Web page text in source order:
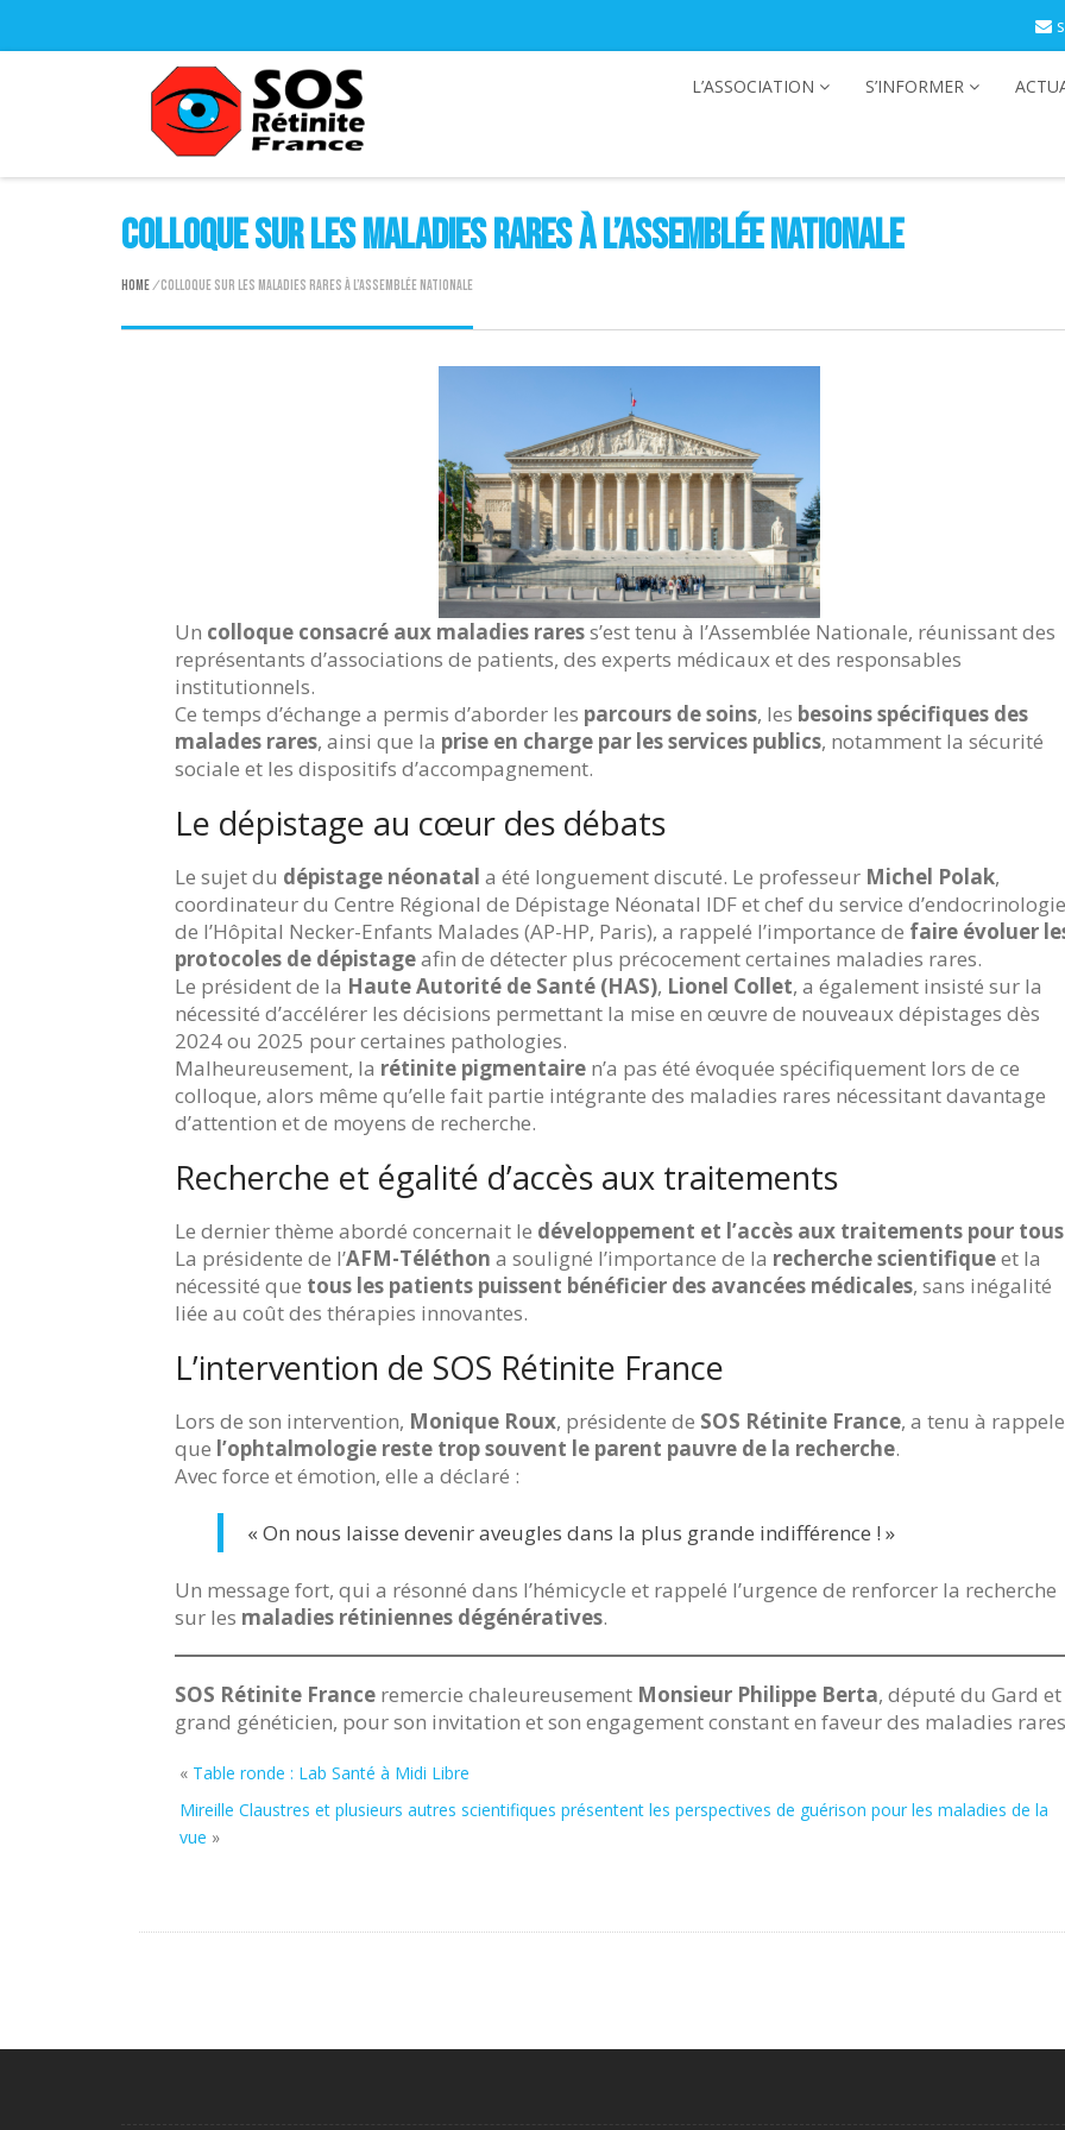
L’ASSOCIATION S’INFORMER
Colloque sur les maladies rares à l’Assemblée Nationale
Home/Colloque sur les maladies rares à l’Assemblée Nationale
Un colloque consacré aux maladies raress’est tenu à l’Assemblée Nationale, réunissant des
représentants d’associations de patients, des experts médicaux et des responsables
institutionnels.
Ce temps d’échange a permis d’aborder les parcours de soins, les besoins spécifiques des
malades rares, ainsi que la prise en charge par les services publics, notamment la sécurité
sociale et les dispositifs d’accompagnement.
Le dépistage au cœur des débats
Le sujet du dépistage néonatal a été longuement discuté. Le professeur Michel Polak,
coordinateur du Centre Régional de Dépistage Néonatal IDF et chef du service d’endocrinologie
de l’Hôpital Necker-Enfants Malades (AP-HP, Paris), a rappelé l’importance de faire évoluer
protocoles de dépistageafin de détecter plus précocement certaines maladies rares.
Le président de la Haute Autorité de Santé (HAS), Lionel Collet, a également insisté sur la
nécessité d’accélérer les décisions permettant la mise en œuvre de nouveaux dépistages dès
2024 ou 2025 pour certaines pathologies.
Malheureusement, la rétinite pigmentaire n’a pas été évoquée spécifiquement lors de ce
colloque, alors même qu’elle fait partie intégrante des maladies rares nécessitant davantage
d’attention et de moyens de recherche.
Recherche et égalité d’accès aux traitements
Le dernier thème abordé concernait le développement et l’accès aux traitements pour tous
La présidente de l’AFM-Téléthon a souligné l’importance de la recherche scientifiqueet la
nécessité que tous les patients puissent bénéficier des avancées médicales, sans inégalité
liée au coût des thérapies innovantes.
L’intervention de SOS Rétinite France
Lors de son intervention, Monique Roux, présidente de SOS Rétinite France, a tenu à
que l’ophtalmologie reste trop souvent le parent pauvre de la recherche.
Avec force et émotion, elle a déclaré :
« On nous laisse devenir aveugles dans la plus grande indifférence ! »
Un message fort, qui a résonné dans l’hémicycle et rappelé l’urgence de renforcer la recherche
sur les maladies rétiniennes dégénératives.
SOS Rétinite France remercie chaleureusement Monsieur Philippe Berta, député du Gard et
grand généticien, pour son invitation et son engagement constant en faveur des maladies
« Table ronde : Lab Santé à Midi Libre
Mireille Claustres et plusieurs autres scientifiques présentent les perspectives de guérison pour les maladies de la
vue »